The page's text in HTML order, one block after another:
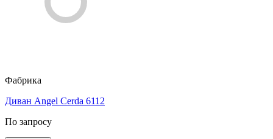
Фабрика
Диван Angel Cerda 6112
По запросу